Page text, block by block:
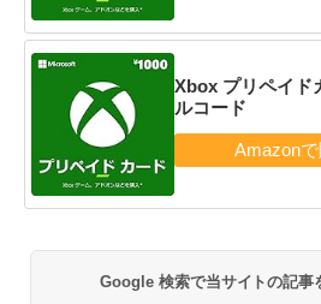
Xbox プリペイド
ルコード
Google 検索で当サイトの記事